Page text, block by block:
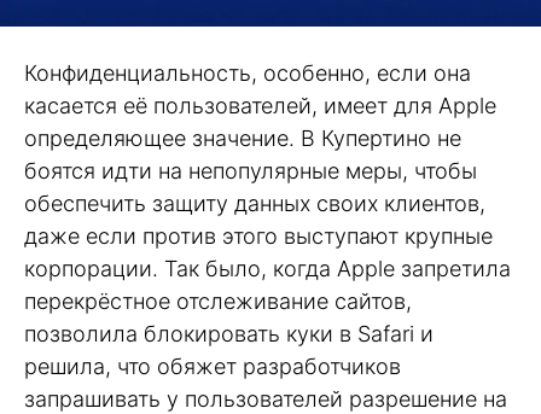
Конфиденциальность, особенно, если она
касается её пользователей, имеет для Apple
определяющее значение. В Купертино не
боятся идти на непопулярные меры, чтобы
обеспечить защиту данных своих клиентов,
даже если против этого выступают крупные
корпорации. Так было, когда Apple запретила
перекрёстное отслеживание сайтов,
позволила блокировать куки в Safari и
решила, что обяжет разработчиков
запрашивать у пользователей разрешение на